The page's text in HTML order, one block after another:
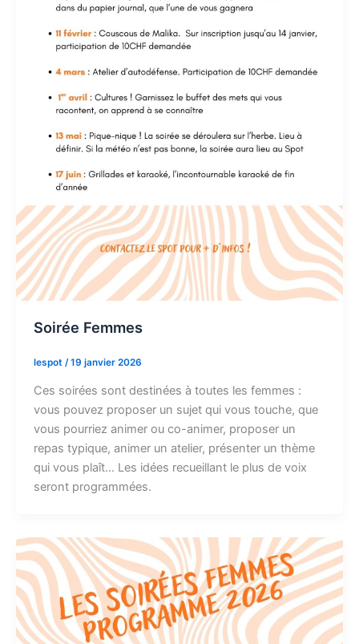
Soirée Femmes
lespot /19 janvier 2026
Ces soirées sont destinées à toutes les femmes :
vous pouvez proposer un sujet qui vous touche, que
vous pourriez animer ou co-animer, proposer un
repas typique, animer un atelier, présenter un thème
qui vous plaît… Les idées recueillant le plus de voix
seront programmées.